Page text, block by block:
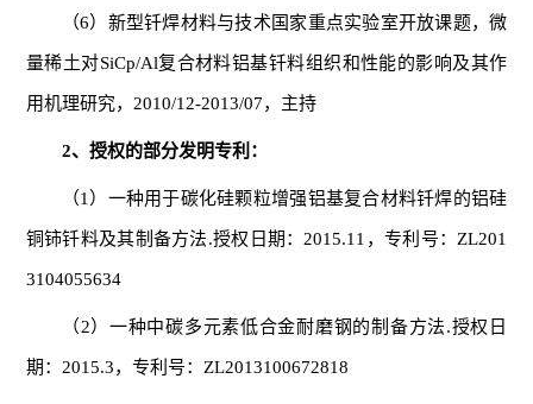
（6）新型钎焊材料与技术国家重点实验室开放课题，微
量稀土对SiCp/Al复合材料铝基钎料组织和性能的影响及其作
用机理研究，2010/12-2013/07，主持
2、授权的部分发明专利：
（1）一种用于碳化硅颗粒增强铝基复合材料钎焊的铝硅
铜铈钎料及其制备方法.授权日期：2015.11，专利号：ZL201
3104055634
（2）一种中碳多元素低合金耐磨钢的制备方法.授权日
期：2015.3，专利号：ZL2013100672818